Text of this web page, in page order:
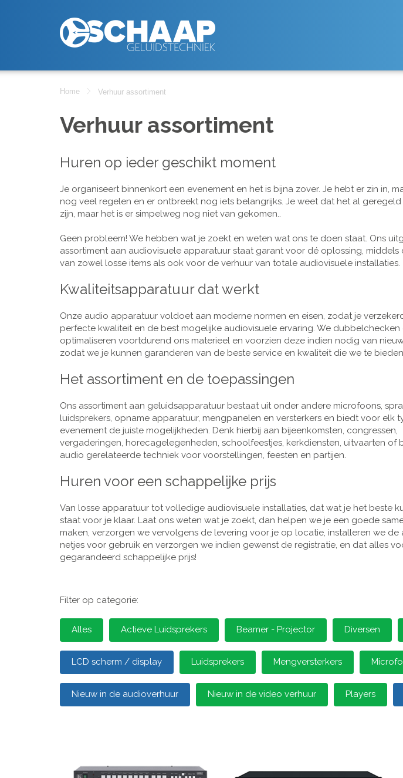
Home Verhuur assortiment
Verhuur assortiment
Huren op ieder geschikt moment
Je organiseert binnenkort een evenement en het is bijna zover. Je hebt er zin in,
nog veel regelen en er ontbreekt nog iets belangrijks. Je weet dat het al
zijn, maar het is er simpelweg nog niet van gekomen..
Geen probleem! We hebben wat je zoekt en weten wat ons te doen staat. Ons
assortiment aan audiovisuele apparatuur staat garant voor dé oplossing, middels
van zowel losse items als ook voor de verhuur van totale audiovisuele installaties.
Kwaliteitsapparatuur dat werkt
Onze audio apparatuur voldoet aan moderne normen en eisen, zodat je
perfecte kwaliteit en de best mogelijke audiovisuele ervaring. We dubbelchecken
optimaliseren voortdurend ons materieel en voorzien deze indien nodig van
zodat we je kunnen garanderen van de beste service en kwaliteit die we te
Het assortiment en de toepassingen
Ons assortiment aan geluidsapparatuur bestaat uit onder andere microfoons,
luidsprekers, opname apparatuur, mengpanelen en versterkers en biedt voor elk
evenement de juiste mogelijkheden. Denk hierbij aan bijeenkomsten, congressen,
vergaderingen, horecagelegenheden, schoolfeestjes, kerkdiensten, uitvaarten of
audio gerelateerde techniek voor voorstellingen, feesten en partijen.
Huren voor een schappelijke prijs
Van losse apparatuur tot volledige audiovisuele installaties, dat wat je het beste
staat voor je klaar. Laat ons weten wat je zoekt, dan helpen we je een goede
maken, verzorgen we vervolgens de levering voor je op locatie, installeren we de
netjes voor gebruik en verzorgen we indien gewenst de registratie, en dat alles
gegarandeerd schappelijke prijs!
Filter op categorie:
Alles Actieve Luidsprekers Beamer - Projector Diversen
LCD scherm / display Luidsprekers Mengversterkers
Nieuw in de audioverhuur Nieuw in de video verhuur Players